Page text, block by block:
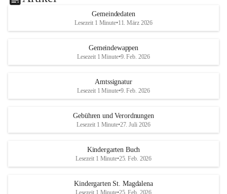
Gemeindedaten
Lesezeit 1 Minute•11. März 2026
Gemeindewappen
Lesezeit 1 Minute•9. Feb. 2026
Amtssignatur
Lesezeit 1 Minute•9. Feb. 2026
Gebühren und Verordnungen
Lesezeit 1 Minute•27. Juli 2026
Kindergarten Buch
Lesezeit 1 Minute•25. Feb. 2026
Kindergarten St. Magdalena
Lesezeit 1 Minute•25. Feb. 2026